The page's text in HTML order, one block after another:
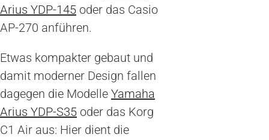
Arius YDP-145 oder das Casio
AP-270 anführen.
Etwas kompakter gebaut und
damit moderner Design fallen
dagegen die Modelle Yamaha
Arius YDP-S35 oder das Korg
C1 Air aus: Hier dient die